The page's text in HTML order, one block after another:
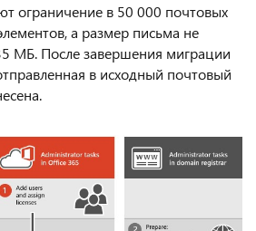
ограничение в 50 000 почтовых
а размер письма не
МБ. После завершения миграции
в исходный почтовый